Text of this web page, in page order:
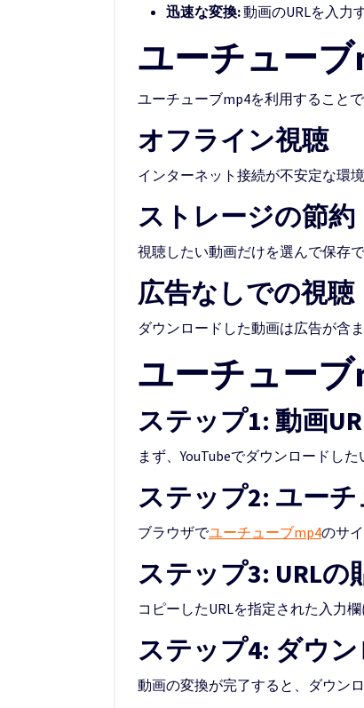
迅速な変換:動画のURLを入力
ユーチュー
ユーチューブmp4を利用すること
オフライン視聴
インターネット接続が不安定な環
ストレージの節約
視聴したい動画だけを選んで保存
広告なしでの視聴
ダウンロードした動画は広告が含
ユーチュー
ステップ1: 動画
まず、YouTubeでダウンロードし
ステップ2: ユー
ブラウザでユーチューブmp4のサ
ステップ3: URLの
コピーしたURLを指定された入力
ステップ4: ダウ
動画の変換が完了すると、ダウン